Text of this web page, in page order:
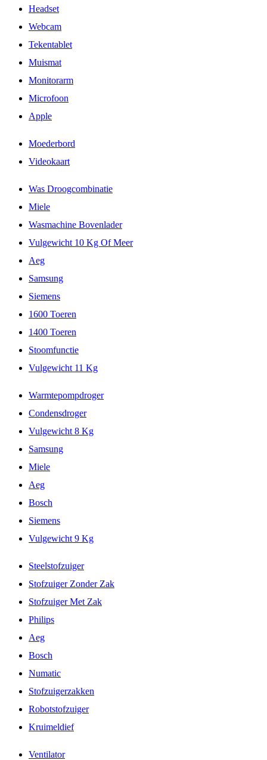
Headset
Webcam
Tekentablet
Muismat
Monitorarm
Microfoon
Apple
Moederbord
Videokaart
Was Droogcombinatie
Miele
Wasmachine Bovenlader
Vulgewicht 10 Kg Of Meer
Aeg
Samsung
Siemens
1600 Toeren
1400 Toeren
Stoomfunctie
Vulgewicht 11 Kg
Warmtepompdroger
Condensdroger
Vulgewicht 8 Kg
Samsung
Miele
Aeg
Bosch
Siemens
Vulgewicht 9 Kg
Steelstofzuiger
Stofzuiger Zonder Zak
Stofzuiger Met Zak
Philips
Aeg
Bosch
Numatic
Stofzuigerzakken
Robotstofzuiger
Kruimeldief
Ventilator